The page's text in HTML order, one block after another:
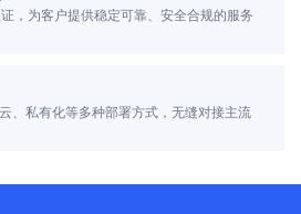
，为客户提供稳定可靠、安全合规的服务
、私有化等多种部署方式，无缝对接主流